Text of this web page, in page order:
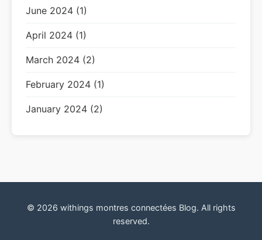
June 2024 (1)
April 2024 (1)
March 2024 (2)
February 2024 (1)
January 2024 (2)
© 2026 withings montres connectées Blog. All rights
reserved.